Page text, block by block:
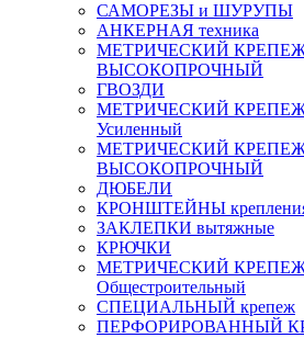
САМОРЕЗЫ и ШУРУПЫ
АНКЕРНАЯ техника
МЕТРИЧЕСКИЙ КРЕПЕЖ
ВЫСОКОПРОЧНЫЙ
ГВОЗДИ
МЕТРИЧЕСКИЙ КРЕПЕЖ
Усиленный
МЕТРИЧЕСКИЙ КРЕПЕЖ
ВЫСОКОПРОЧНЫЙ
ДЮБЕЛИ
КРОНШТЕЙНЫ крепления
ЗАКЛЕПКИ вытяжные
КРЮЧКИ
МЕТРИЧЕСКИЙ КРЕПЕЖ
Общестроительный
СПЕЦИАЛЬНЫЙ крепеж
ПЕРФОРИРОВАННЫЙ